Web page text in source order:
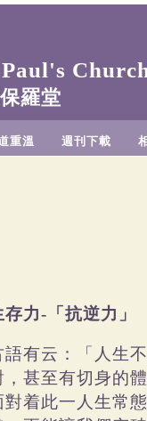
羅堂
重溫 週刊下載
力- 「抗逆力」
語有云：「人生
，甚至有切身的
對着此一人生常